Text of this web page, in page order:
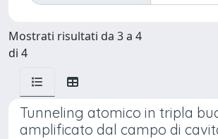
Mostrati risultati da 3 a 4
di 4
Tunneling atomico in tripla
amplificato dal campo di